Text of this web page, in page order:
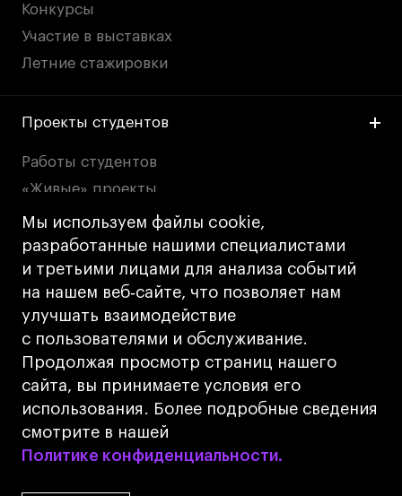
Мы используем файлы cookie,
разработанные нашими специалистами
и третьими лицами для анализа событий
на нашем веб‑сайте, что позволяет нам
улучшать взаимодействие
с пользователями и обслуживание.
Продолжая просмотр страниц нашего
сайта, вы принимаете условия его
использования. Более подробные сведения
смотрите в нашей
Политике конфиденциальности.
Политике конфиденциальности.
Конкурсы
Участие в выставках
Летние стажировки
Проекты студентов
Работы студентов
«Живые» проекты
Участие в выставках
Britanka New Creatives
Fashion Summer
Проект с Microsoft
Политика конфиденциальности
Публичная оферта
Условия возврата
Кредит на образование с господдержкой
Лицензия на осуществление образовательной